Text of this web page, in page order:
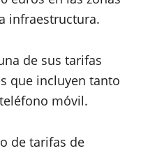
infraestructura.
de sus tarifas
que incluyen tanto
móvil.
de tarifas de